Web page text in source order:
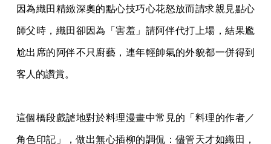
因為織田精緻深奧的點心技巧心花怒放而請求親見點心
師父時，織田卻因為「害羞」請阿伴代打上場，結果尷
尬出席的阿伴不只廚藝，連年輕帥氣的外貌都一併得到
客人的讚賞。
這個橋段戲謔地對於料理漫畫中常見的「料理的作者／
角色印記」，做出無心插柳的調侃：儘管天才如織田，